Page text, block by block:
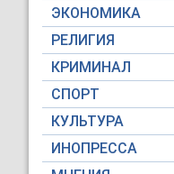
ЭКОНОМИКА
РЕЛИГИЯ
КРИМИНАЛ
СПОРТ
КУЛЬТУРА
ИНОПРЕССА